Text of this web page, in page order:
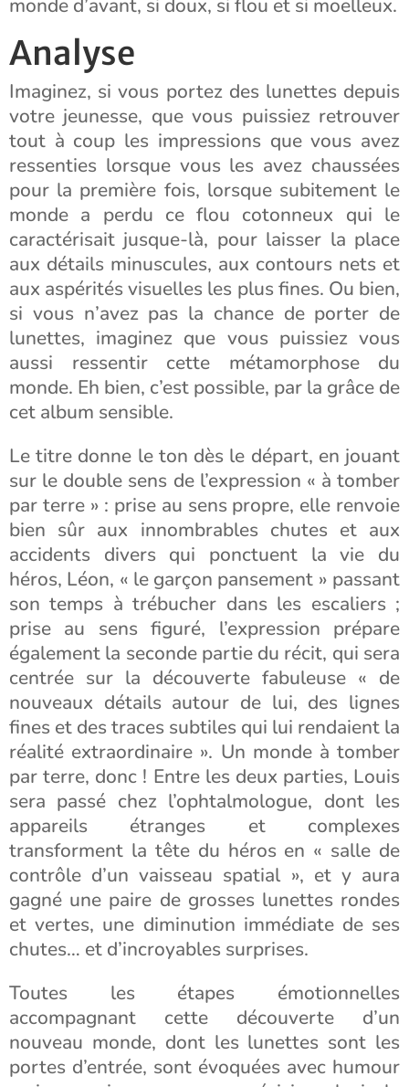
monde d’avant, si doux, si flou et si moelleux.
Analyse
Imaginez, si vous portez des lunettes depuis
votre jeunesse, que vous puissiez retrouver
tout à coup les impressions que vous avez
ressenties lorsque vous les avez chaussées
pour la première fois, lorsque subitement le
monde a perdu ce flou cotonneux qui le
caractérisait jusque-là, pour laisser la place
aux détails minuscules, aux contours nets et
aux aspérités visuelles les plus fines. Ou bien,
si vous n’avez pas la chance de porter de
lunettes, imaginez que vous puissiez vous
aussi ressentir cette métamorphose du
monde. Eh bien, c’est possible, par la grâce de
cet album sensible.
Le titre donne le ton dès le départ, en jouant
sur le double sens de l’expression « à tomber
par terre » : prise au sens propre, elle renvoie
bien sûr aux innombrables chutes et aux
accidents divers qui ponctuent la vie du
héros, Léon, « le garçon pansement » passant
son temps à trébucher dans les escaliers ;
prise au sens figuré, l’expression prépare
également la seconde partie du récit, qui sera
centrée sur la découverte fabuleuse « de
nouveaux détails autour de lui, des lignes
fines et des traces subtiles qui lui rendaient la
réalité extraordinaire ». Un monde à tomber
par terre, donc ! Entre les deux parties, Louis
sera passé chez l’ophtalmologue, dont les
appareils étranges et complexes
transforment la tête du héros en « salle de
contrôle d’un vaisseau spatial », et y aura
gagné une paire de grosses lunettes rondes
et vertes, une diminution immédiate de ses
chutes… et d’incroyables surprises.
Toutes les étapes émotionnelles
accompagnant cette découverte d’un
nouveau monde, dont les lunettes sont les
portes d’entrée, sont évoquées avec humour